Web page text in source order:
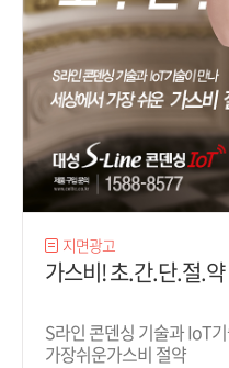
지면광고
가스비! 초.간.단.절.약
S라인 콘덴싱 기술과 IoT
가장쉬운가스비 절약